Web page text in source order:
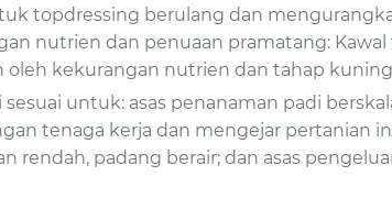
topdressing berulang dan
nutrien dan penuaan pramatang:
oleh kekurangan nutrien dan tahap
sesuai untuk: asas penanaman padi
tenaga kerja dan mengejar pertanian
rendah, padang berair; dan asas